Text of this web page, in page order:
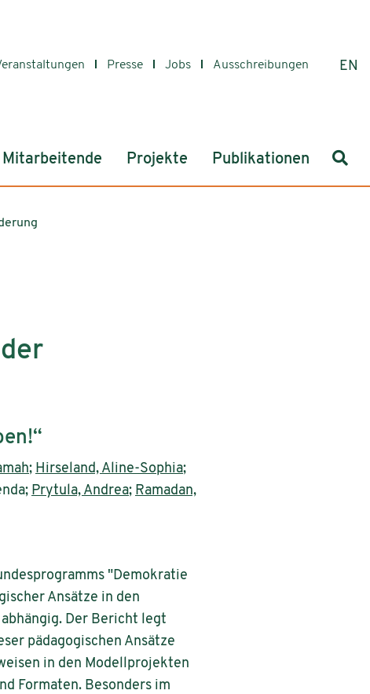
Presse Jobs Ausschreibungen EN
Mitarbeitende Projekte Publikationen
; Hirseland, Aline-Sophia;
Prytula, Andrea; Ramadan,
"Demokratie
Ansätze in den
Der Bericht legt
pädagogischen Ansätze
in den Modellprojekten
Formaten. Besonders im